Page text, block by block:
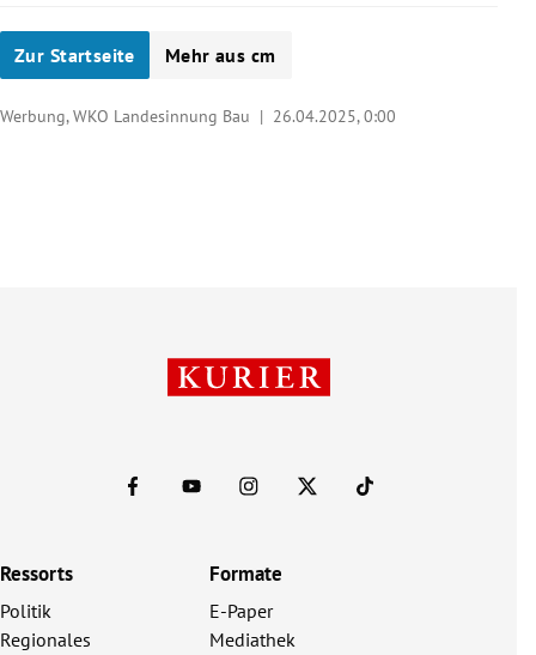
Zur Startseite Mehr aus cm
Werbung, WKO Landesinnung Bau | 26.04.2025, 0:00
Ressorts
Politik
Regionales
Formate
E-Paper
Mediathek